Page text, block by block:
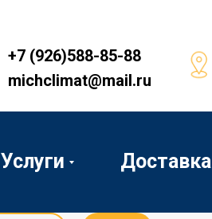
+7 (926)588-85-88
michclimat@mail.ru
Услуги Доставка